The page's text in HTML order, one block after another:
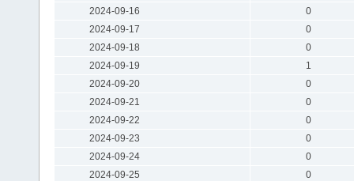
2024-09-16
0
2024-09-17
0
2024-09-18
0
2024-09-19
1
2024-09-20
0
2024-09-21
0
2024-09-22
0
2024-09-23
0
2024-09-24
0
2024-09-25
0